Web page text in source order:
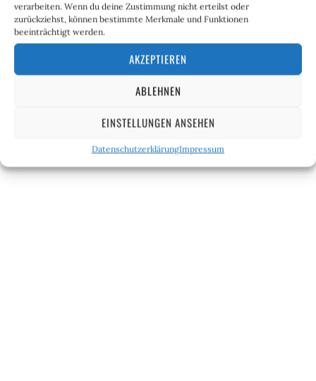
verarbeiten. Wenn du deine Zustimmung nicht erteilst oder
zurückziehst, können bestimmte Merkmale und Funktionen
beeinträchtigt werden.
AKZEPTIEREN
ABLEHNEN
EINSTELLUNGEN ANSEHEN
DatenschutzerklärungImpressum
unter Kritik geriet, wurden die aufkommenden Fälle als
„Einzelfälle“ abgetan oder mit Begriffen wie
„pädagogischer Eros“ geschönt. Erst heute wird offen
über das Ausmaß dieser „Reformen“ gesprochen. Jetzt,
wo der Schaden bereits da ist und die Täter, wie auch
Bonhoeffer und Kentler, beinahe alle unter der Erde